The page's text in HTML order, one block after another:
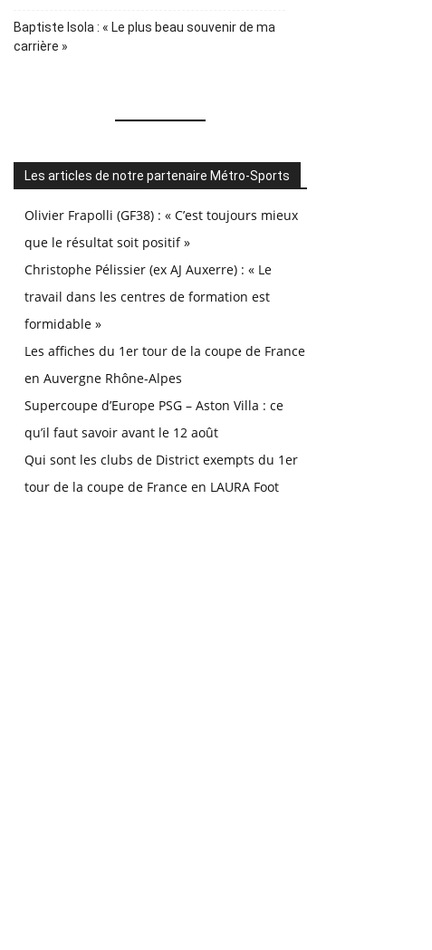
Baptiste Isola : « Le plus beau souvenir de ma
carrière »
Les articles de notre partenaire Métro-Sports
Olivier Frapolli (GF38) : « C’est toujours mieux
que le résultat soit positif »
Christophe Pélissier (ex AJ Auxerre) : « Le
travail dans les centres de formation est
formidable »
Les affiches du 1er tour de la coupe de France
en Auvergne Rhône-Alpes
Supercoupe d’Europe PSG – Aston Villa : ce
qu’il faut savoir avant le 12 août
Qui sont les clubs de District exempts du 1er
tour de la coupe de France en LAURA Foot